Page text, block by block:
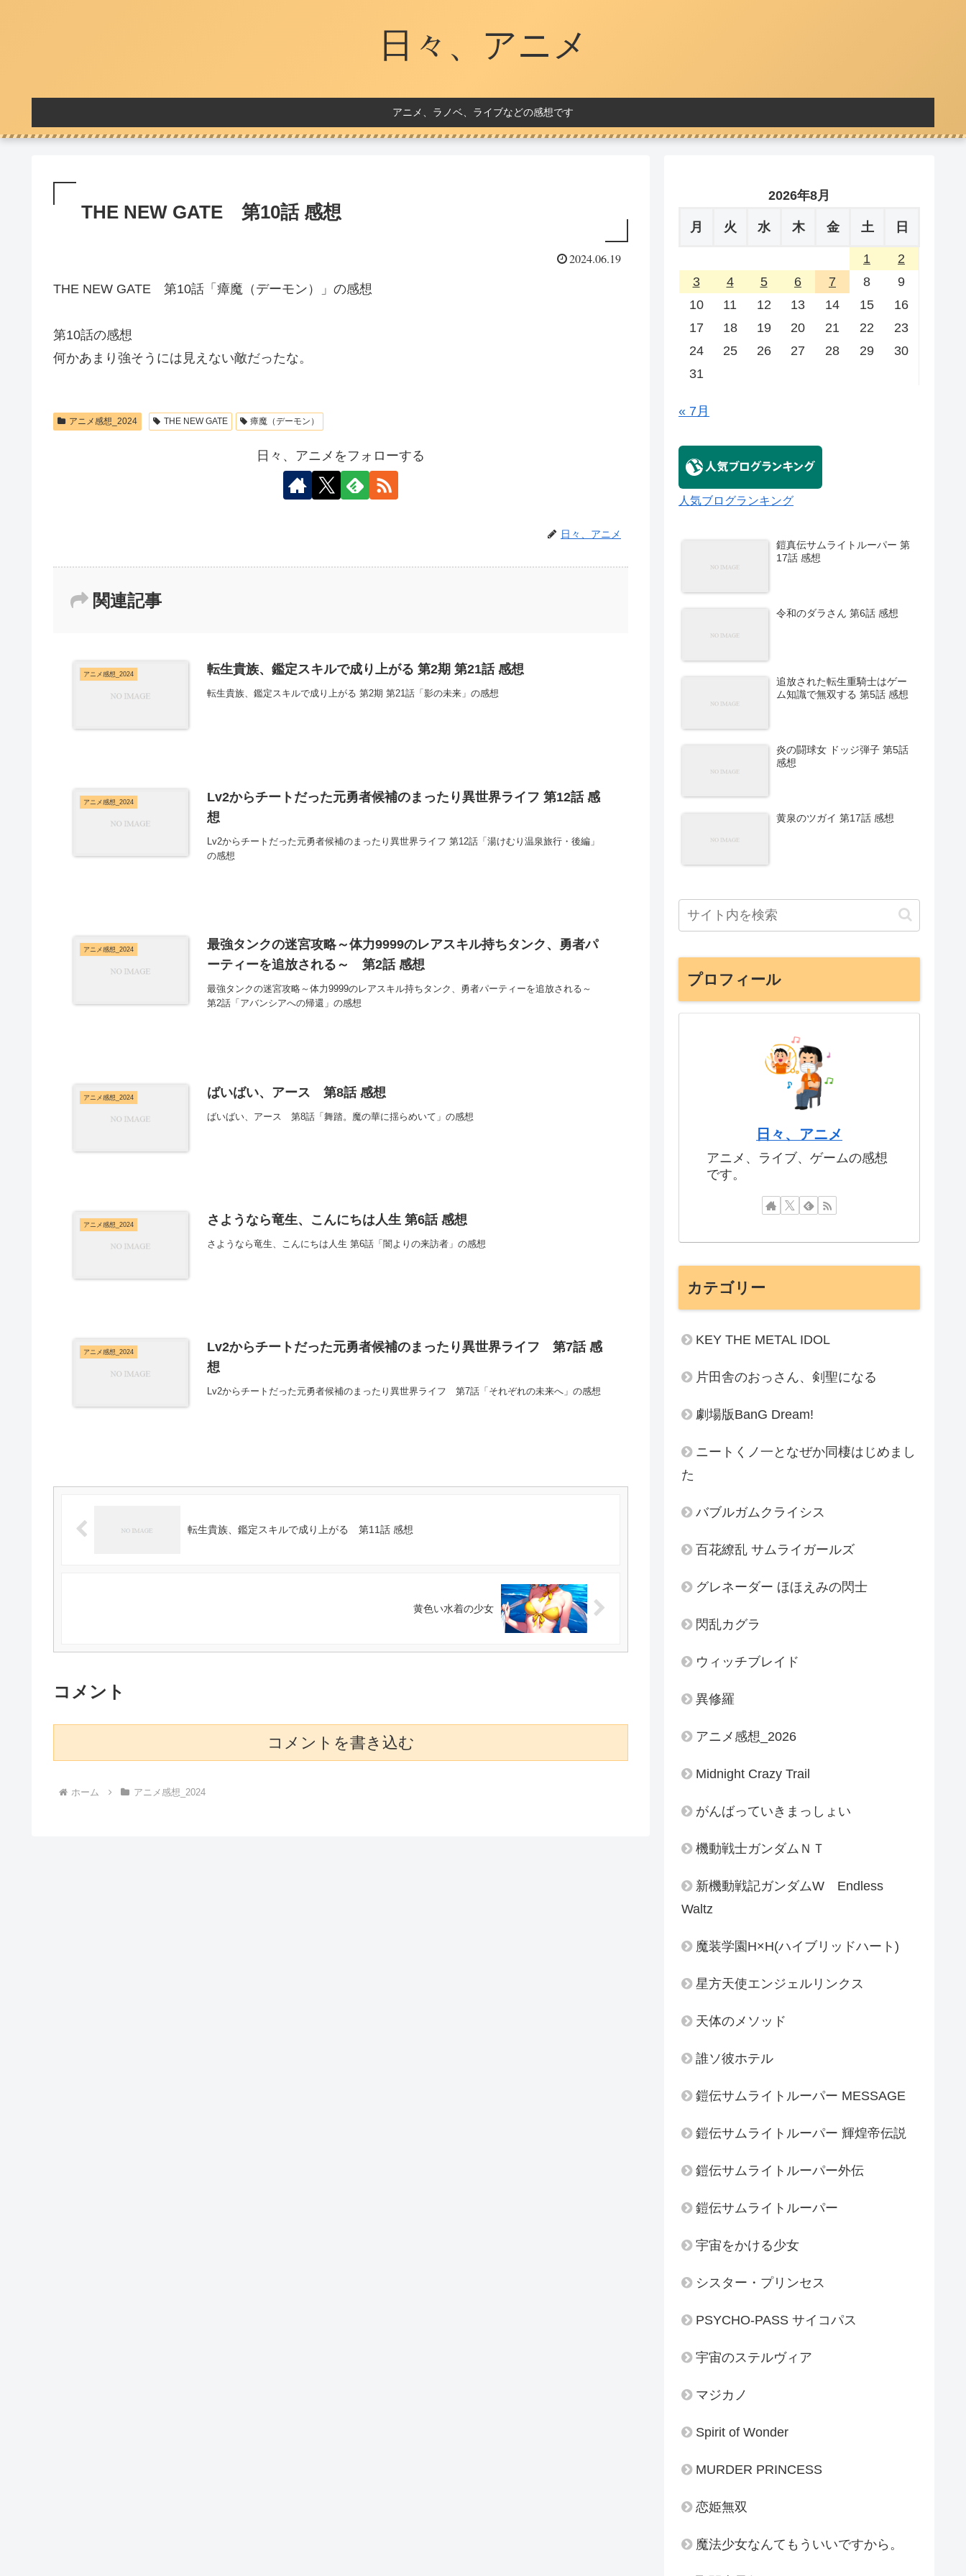
日々、アニメ
アニメ、ラノベ、ライブなどの感想です
THE NEW GATE 第10話 感想
2024.06.19
THE NEW GATE 第10話「瘴魔（デーモン）」の感想
第10話の感想
何かあまり強そうには見えない敵だったな。
アニメ感想_2024 THE NEW GATE 瘴魔（デーモン）
日々、アニメをフォローする
日々、アニメ
関連記事
アニメ感想_2024 転生貴族、鑑定スキルで成り上がる 第2期 第21話 感想
転生貴族、鑑定スキルで成り上がる 第2期 第21話「影の未来」の感想
アニメ感想_2024
Lv2からチートだった元勇者候補のまったり異世界ライフ 第12話 感
想
Lv2からチートだった元勇者候補のまったり異世界ライフ 第12話「湯けむり温泉旅行・後編」
の感想
アニメ感想_2024
最強タンクの迷宮攻略～体力9999のレアスキル持ちタンク、勇者パ
ーティーを追放される～ 第2話 感想
最強タンクの迷宮攻略～体力9999のレアスキル持ちタンク、勇者パーティーを追放される～
第2話「アバンシアへの帰還」の感想
アニメ感想_2024 ばいばい、アース 第8話 感想
ばいばい、アース 第8話「舞踏。魔の華に揺らめいて」の感想
アニメ感想_2024 さようなら竜生、こんにちは人生 第6話 感想
さようなら竜生、こんにちは人生 第6話「闇よりの来訪者」の感想
アニメ感想_2024
Lv2からチートだった元勇者候補のまったり異世界ライフ 第7話 感
想
Lv2からチートだった元勇者候補のまったり異世界ライフ 第7話「それぞれの未来へ」の感想
転生貴族、鑑定スキルで成り上がる 第11話 感想
黄色い水着の少女
コメント
コメントを書き込む
ホーム アニメ感想_2024
2026年8月
月 火 水 木 金 土 日
1
2
3
4 5 6 7 8
9
10
11 12 13 14 15
16
17
18 19 20 21 22
23
24
25 26 27 28 29
30
31
« 7月
人気ブログランキング
鎧真伝サムライトルーパー 第
17話 感想
令和のダラさん 第6話 感想
追放された転生重騎士はゲー
ム知識で無双する 第5話 感想
炎の闘球女 ドッジ弾子 第5話
感想
黄泉のツガイ 第17話 感想
プロフィール
日々、アニメ
アニメ、ライブ、ゲームの感想
です。
カテゴリー
KEY THE METAL IDOL
片田舎のおっさん、剣聖になる
劇場版BanG Dream!
ニートくノ一となぜか同棲はじめまし
た
バブルガムクライシス
百花繚乱 サムライガールズ
グレネーダー ほほえみの閃士
閃乱カグラ
ウィッチブレイド
異修羅
アニメ感想_2026
Midnight Crazy Trail
がんばっていきまっしょい
機動戦士ガンダムＮＴ
新機動戦記ガンダムW Endless
Waltz
魔装学園H×H(ハイブリッドハート)
星方天使エンジェルリンクス
天体のメソッド
誰ソ彼ホテル
鎧伝サムライトルーパー MESSAGE
鎧伝サムライトルーパー 輝煌帝伝説
鎧伝サムライトルーパー外伝
鎧伝サムライトルーパー
宇宙をかける少女
シスター・プリンセス
PSYCHO-PASS サイコパス
宇宙のステルヴィア
マジカノ
Spirit of Wonder
MURDER PRINCESS
恋姫無双
魔法少女なんてもういいですから。